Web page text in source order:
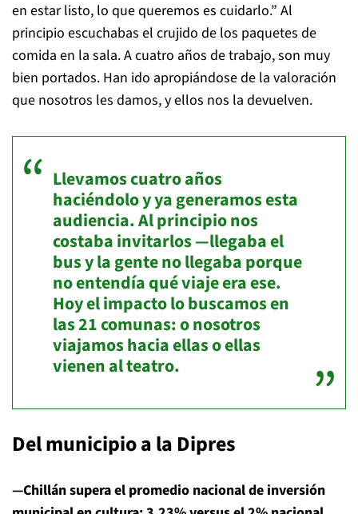
en estar listo, lo que queremos es cuidarlo.” Al
principio escuchabas el crujido de los paquetes de
comida en la sala. A cuatro años de trabajo, son muy
bien portados. Han ido apropiándose de la valoración
que nosotros les damos, y ellos nos la devuelven.
Llevamos cuatro años
haciéndolo y ya generamos esta
audiencia. Al principio nos
costaba invitarlos —llegaba el
bus y la gente no llegaba porque
no entendía qué viaje era ese.
Hoy el impacto lo buscamos en
las 21 comunas: o nosotros
viajamos hacia ellas o ellas
vienen al teatro.
Del municipio a la Dipres
—Chillán supera el promedio nacional de inversión